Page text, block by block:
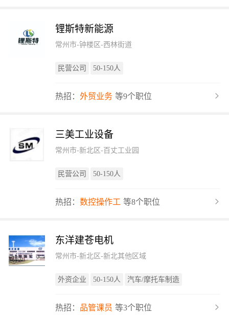
锂斯特新能源
常州市-钟楼区-西林街道
民营公司 50-150人
热招： 外贸业务 等9个职位
三美工业设备
常州市-新北区-百丈工业园
民营公司 50-150人
热招： 数控操作工 等8个职位
东洋建苍电机
常州市-新北区-新北其他区域
外资企业 50-150人 汽车/摩托车制造
热招： 品管课员 等3个职位